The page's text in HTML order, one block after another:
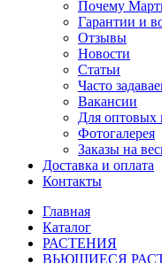
Почему
Гарантии и
Отзывы
Новости
Статьи
Часто
Вакансии
Для оптовых
Фотогалерея
Заказы на
Доставка и оплата
Контакты
Главная
Каталог
РАСТЕНИЯ
ВЬЮЩИЕСЯ